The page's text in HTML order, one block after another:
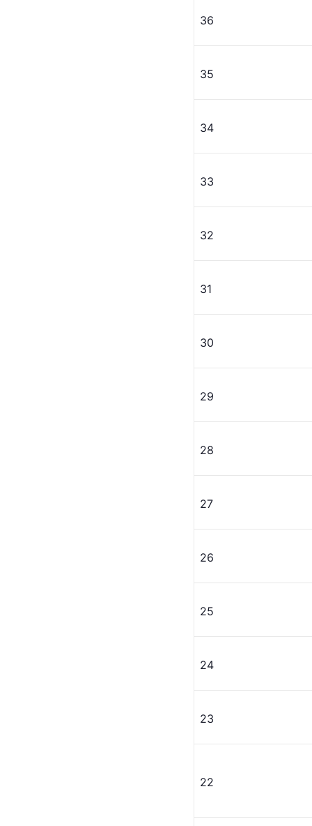
36
35
34
33
32
31
30
29
28
27
26
25
24
23
22